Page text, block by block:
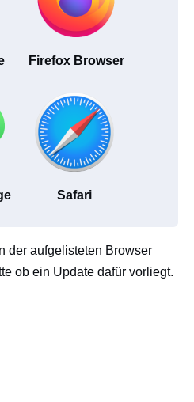
Firefox Browser
Safari
der aufgelisteten Browser
ob ein Update dafür vorliegt.